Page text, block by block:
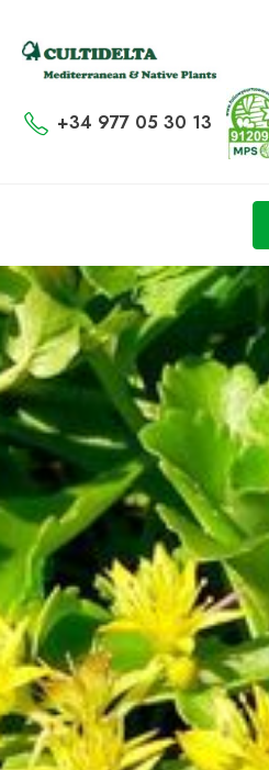
+34 977 05 30 13